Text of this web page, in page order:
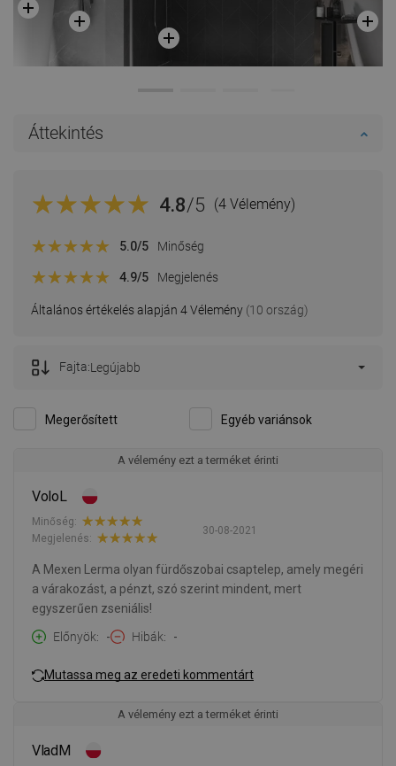
Áttekintés
4.8/5 (4 Vélemény)
Általános értékelés alapján 4 Vélemény (10 ország)
5.0/5 Minőség
4.9/5 Megjelenés
Megerősített Egyéb variánsok
Fajta:Legújabb
A vélemény ezt a terméket érinti
VoloL
30-08-2021
Minőség:
Megjelenés:
A Mexen Lerma olyan fürdőszobai csaptelep, amely megéri
a várakozást, a pénzt, szó szerint mindent, mert
egyszerűen zseniális!
Előnyök
- Hibák -
Mutassa meg az eredeti kommentárt
A vélemény ezt a terméket érinti
VladM